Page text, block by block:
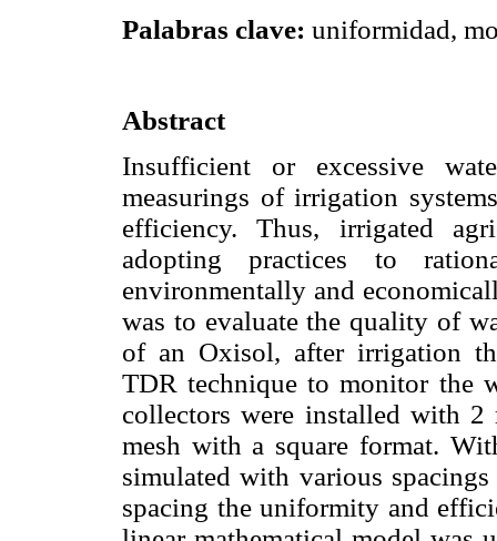
Palabras clave: uniformidad,
Abstract
Insufficient or excessive
measurings of irrigation
efficiency. Thus, irrigated
adopting practices to
environmentally and
was to evaluate the quality of
of an Oxisol, after irrigation
TDR technique to monitor the
collectors were installed with 2
mesh with a square format.
simulated with various
spacing the uniformity and